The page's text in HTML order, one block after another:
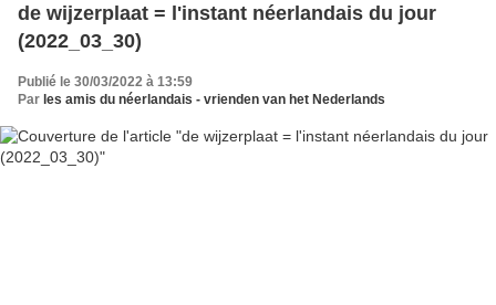
de wijzerplaat = l'instant néerlandais du jour
(2022_03_30)
Publié le 30/03/2022 à 13:59
Par les amis du néerlandais - vrienden van het Nederlands